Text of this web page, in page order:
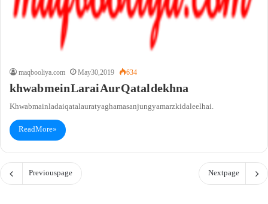
maqbooliya.com May 30, 2019 634
khwab mein Larai Aur Qatal dekhna
Khwab main ladai qatal aurat ya ghamasan jung ya marz ki daleel hai.
Read More »
Previous page Next page